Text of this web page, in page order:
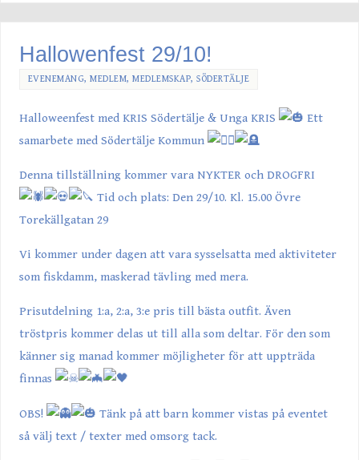
Hallowenfest 29/10!
EVENEMANG,MEDLEM,MEDLEMSKAP,SÖDERTÄLJE
Halloweenfest med KRIS Södertälje & Unga KRIS
Ett
samarbete med Södertälje Kommun
Denna tillställning kommer vara NYKTER och DROGFRI
Tid och plats: Den 29/10. Kl. 15.00 Övre
Torekällgatan 29
Vi kommer under dagen att vara sysselsatta med aktiviteter
som fiskdamm, maskerad tävling med mera.
Prisutdelning 1:a, 2:a, 3:e pris till bästa outfit. Även
tröstpris kommer delas ut till alla som deltar. För den som
känner sig manad kommer möjligheter för att uppträda
finnas
OBS!
Tänk på att barn kommer vistas på eventet
så välj text / texter med omsorg tack.